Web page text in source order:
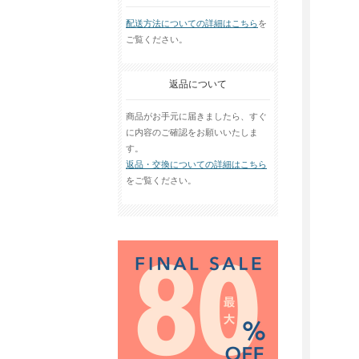
配送方法についての詳細はこちらを
ご覧ください。
返品について
商品がお手元に届きましたら、すぐ
に内容のご確認をお願いいたしま
す。
返品・交換についての詳細はこちら
をご覧ください。